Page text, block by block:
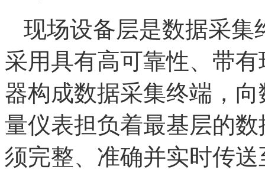
现场设备层是数据采集
采用具有高可靠性、带
器构成数据采集终端，
量仪表担负着最基层的
须完整、准确并实时传